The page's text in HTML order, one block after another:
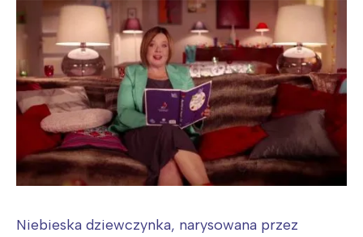
Niebieska dziewczynka, narysowana przez